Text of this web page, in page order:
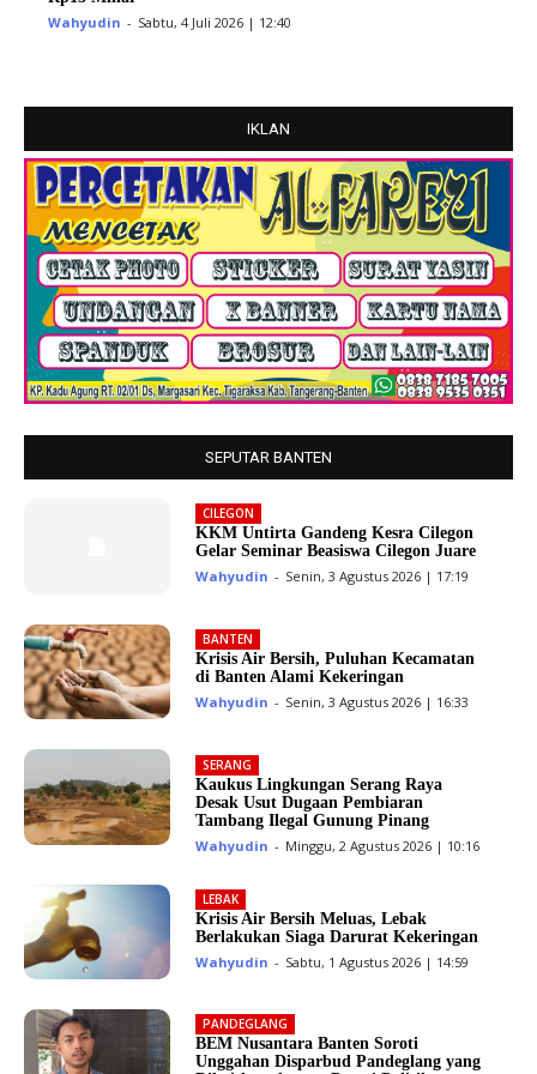
Wahyudin - Sabtu, 4 Juli 2026 | 12:40
IKLAN
SEPUTAR BANTEN
CILEGON
KKM Untirta Gandeng Kesra Cilegon
Gelar Seminar Beasiswa Cilegon Juare
Wahyudin - Senin, 3 Agustus 2026 | 17:19
BANTEN
Krisis Air Bersih, Puluhan Kecamatan
di Banten Alami Kekeringan
Wahyudin - Senin, 3 Agustus 2026 | 16:33
SERANG
Kaukus Lingkungan Serang Raya
Desak Usut Dugaan Pembiaran
Tambang Ilegal Gunung Pinang
Wahyudin - Minggu, 2 Agustus 2026 | 10:16
LEBAK
Krisis Air Bersih Meluas, Lebak
Berlakukan Siaga Darurat Kekeringan
Wahyudin - Sabtu, 1 Agustus 2026 | 14:59
PANDEGLANG
BEM Nusantara Banten Soroti
Unggahan Disparbud Pandeglang yang